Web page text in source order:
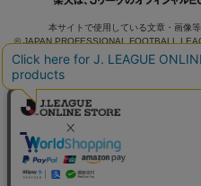
本サイトで使用している文章・画像
© JAPAN PROFESSIONAL FOOTBALL